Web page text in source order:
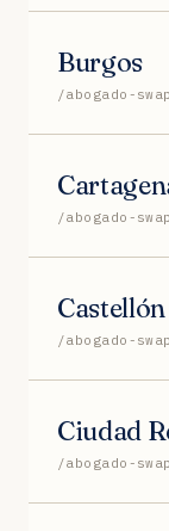
Burgos
/abogado-
/abogado-
/abogado-
Ciudad
/abogado-